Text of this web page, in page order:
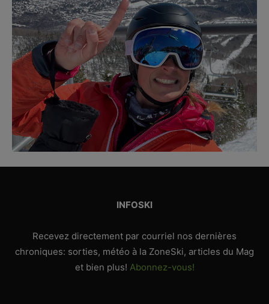
INFOSKI
Recevez directement par courriel nos dernières
chroniques: sorties, météo à la ZoneSki, articles du Mag
et bien plus! Abonnez-vous!